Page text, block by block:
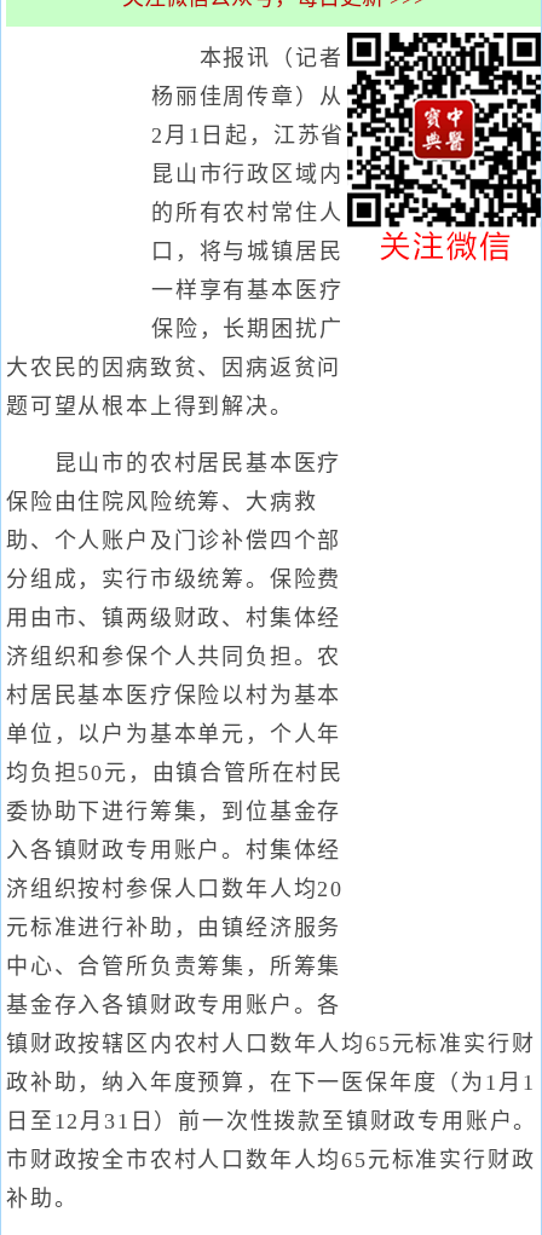
本报讯（记者
杨丽佳周传章）从
2月1日起，江苏省
昆山市行政区域内
的所有农村常住人
口，将与城镇居民
一样享有基本医疗
保险，长期困扰广
大农民的因病致贫、因病返贫问
题可望从根本上得到解决。
昆山市的农村居民基本医疗
保险由住院风险统筹、大病救
助、个人账户及门诊补偿四个部
分组成，实行市级统筹。保险费
用由市、镇两级财政、村集体经
济组织和参保个人共同负担。农
村居民基本医疗保险以村为基本
单位，以户为基本单元，个人年
均负担50元，由镇合管所在村民
委协助下进行筹集，到位基金存
入各镇财政专用账户。村集体经
济组织按村参保人口数年人均20
元标准进行补助，由镇经济服务
中心、合管所负责筹集，所筹集
基金存入各镇财政专用账户。各
镇财政按辖区内农村人口数年人均65元标准实行财
政补助，纳入年度预算，在下一医保年度（为1月1
日至12月31日）前一次性拨款至镇财政专用账户。
市财政按全市农村人口数年人均65元标准实行财政
补助。